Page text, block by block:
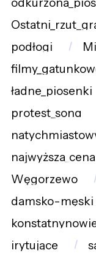
podłogi
ładne_piosenki
protest_song
najwyższa_cena
Węgorzewo
damsko-
irytujące